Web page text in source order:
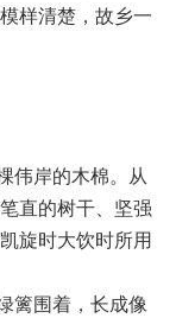
样清楚，故乡一
岸的木棉。从
直的树干、坚强
旋时大饮时所用
围着，长成像